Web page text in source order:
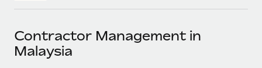
Integrationen
Tools
Flexible Einbettung von Global-HR-Funktionen in deine
Partner werden
Entdecke die Möglichkeiten einer Partnerschaft
Webinare
Events
Newsroom
Contractor Management in
Malaysia